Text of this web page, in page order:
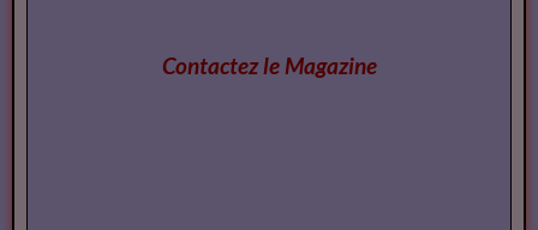
Contactez le Magazine